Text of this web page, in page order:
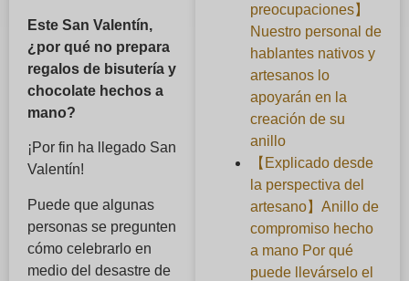
Este San Valentín,
¿por qué no prepara
regalos de bisutería y
chocolate hechos a
mano?
¡Por fin ha llegado San
Valentín!
Puede que algunas
personas se pregunten
cómo celebrarlo en
medio del desastre de
preocupaciones】
Nuestro personal de
hablantes nativos y
artesanos lo
apoyarán en la
creación de su
anillo
【Explicado desde
la perspectiva del
artesano】Anillo de
compromiso hecho
a mano Por qué
puede llevárselo el